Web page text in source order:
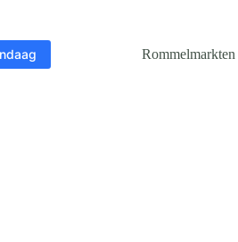
Rommelmarkten